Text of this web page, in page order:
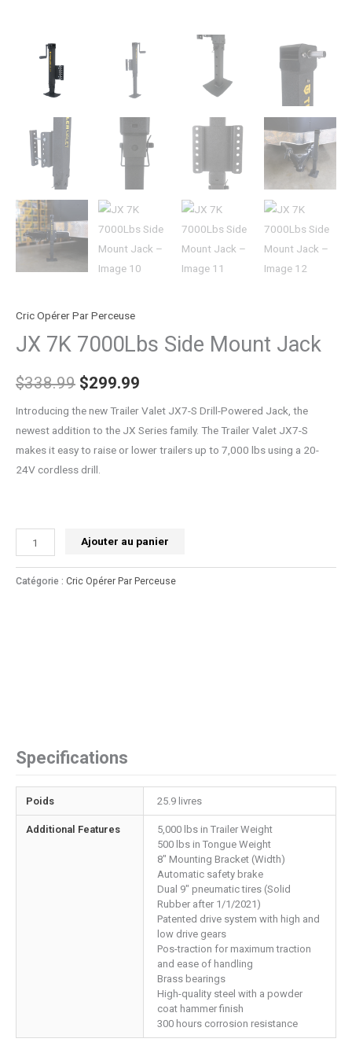
Cric Opérer Par Perceuse
JX 7K 7000Lbs Side Mount Jack
$338.99 $299.99
Introducing the new Trailer Valet JX7-S Drill-Powered Jack, the
newest addition to the JX Series family. The Trailer Valet JX7-S
makes it easy to raise or lower trailers up to 7,000 lbs using a 20-
24V cordless drill.
Ajouter au panier
Catégorie : Cric Opérer Par Perceuse
Specifications
Poids 25.9 livres
Additional Features
5,000 lbs in Trailer Weight
500 lbs in Tongue Weight
8" Mounting Bracket (Width)
Automatic safety brake
Dual 9" pneumatic tires (Solid
Rubber after 1/1/2021)
Patented drive system with high and
low drive gears
Pos-traction for maximum traction
and ease of handling
Brass bearings
High-quality steel with a powder
coat hammer finish
300 hours corrosion resistance